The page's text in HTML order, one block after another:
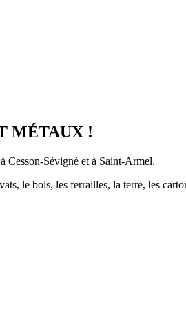
MÉTAUX !
Cesson-Sévigné et à Saint-Armel.
le bois, les ferrailles, la terre, les